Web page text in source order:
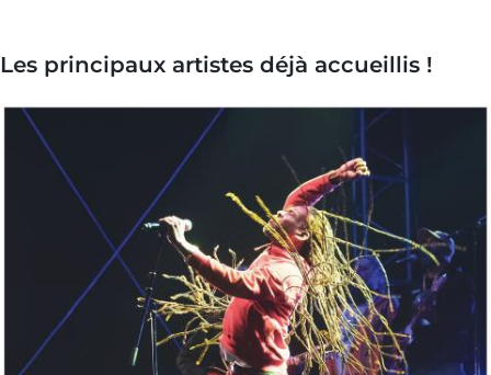
Les principaux artistes déjà accueillis !
Image